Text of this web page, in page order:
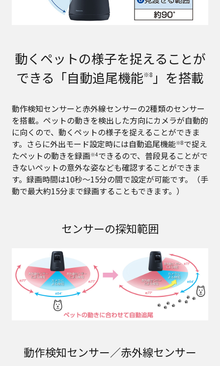
動くペットの様子を捉えることが
できる「自動追尾機能※8 」を搭載
動作検知センサーと赤外線センサーの2種類のセンサー
を搭載。ペットの動きを検出した方向にカメラが自動的
に向くので、動くペットの様子を捉えることができま
す。さらに外出モード設定時には自動追尾機能※8で捉え
たペットの動きを録画※4できるので、普段見ることがで
きないペットの意外な姿なども確認することができま
す。録画時間は10秒～15分の間で設定が可能です。（手
動で最大約15分まで録画することもできます。）
センサーの探知範囲
動作検知センサー／赤外線センサー